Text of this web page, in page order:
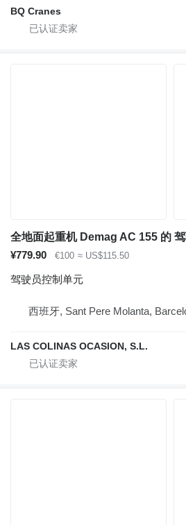
BQ Cranes
全地面起重机 Demag AC 155 的
¥779.90
€100 ≈ US$115.50
驾驶员控制单元
西班牙, Sant Pere Molanta,
LAS COLINAS OCASION, S.L.